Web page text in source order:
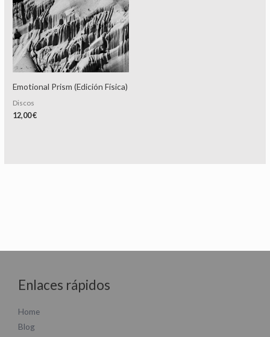
Emotional Prism (Edición Física)
Discos
12,00€
Enlaces rápidos
Home
Blog